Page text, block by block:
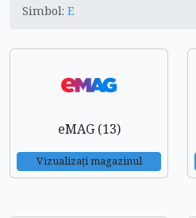
Simbol: E
eMAG (13)
Vizualizați magazinul